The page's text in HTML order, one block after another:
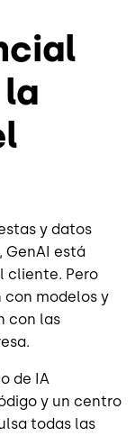
y datos
GenAI está
cliente. Pero
modelos y
con las
de IA
y un centro
todas las